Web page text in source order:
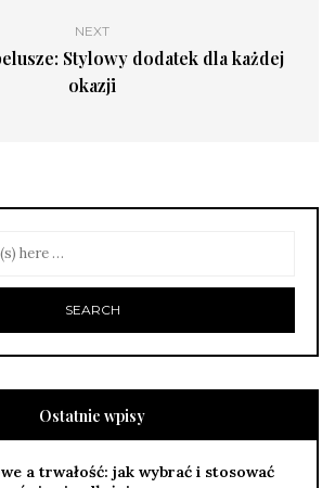
NEXT
Stylowy dodatek dla każdej
okazji
Ostatnie wpisy
a trwałość: jak wybrać i stosować